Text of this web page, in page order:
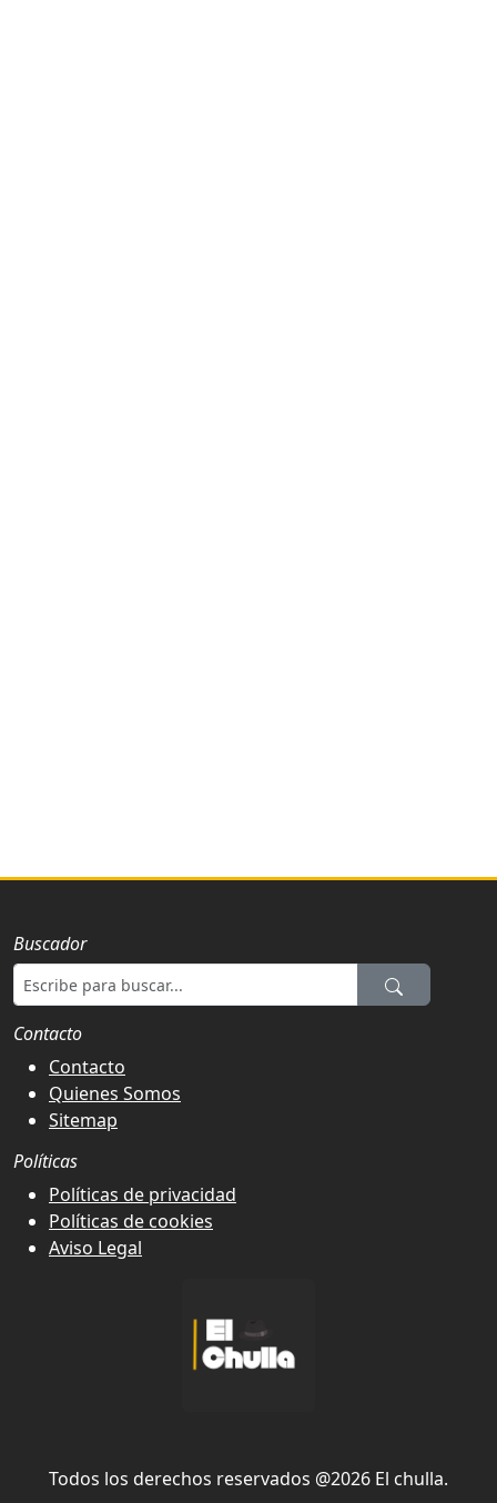
Buscador
Contacto
Contacto
Quienes Somos
Sitemap
Políticas
Políticas de privacidad
Políticas de cookies
Aviso Legal
Todos los derechos reservados @2026 El chulla.